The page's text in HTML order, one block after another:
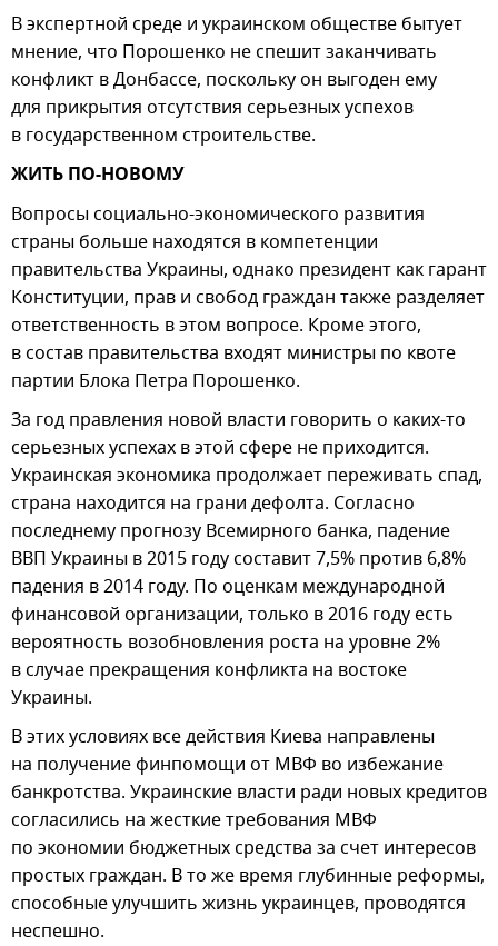
В экспертной среде и украинском обществе бытует
мнение, что Порошенко не спешит заканчивать
конфликт в Донбассе, поскольку он выгоден ему
для прикрытия отсутствия серьезных успехов
в государственном строительстве.
ЖИТЬ ПО-НОВОМУ
Вопросы социально-экономического развития
страны больше находятся в компетенции
правительства Украины, однако президент как гарант
Конституции, прав и свобод граждан также разделяет
ответственность в этом вопросе. Кроме этого,
в состав правительства входят министры по квоте
партии Блока Петра Порошенко.
За год правления новой власти говорить о каких-то
серьезных успехах в этой сфере не приходится.
Украинская экономика продолжает переживать спад,
страна находится на грани дефолта. Согласно
последнему прогнозу Всемирного банка, падение
ВВП Украины в 2015 году составит 7,5% против 6,8%
падения в 2014 году. По оценкам международной
финансовой организации, только в 2016 году есть
вероятность возобновления роста на уровне 2%
в случае прекращения конфликта на востоке
Украины.
В этих условиях все действия Киева направлены
на получение финпомощи от МВФ во избежание
банкротства. Украинские власти ради новых кредитов
согласились на жесткие требования МВФ
по экономии бюджетных средства за счет интересов
простых граждан. В то же время глубинные реформы,
способные улучшить жизнь украинцев, проводятся
неспешно.